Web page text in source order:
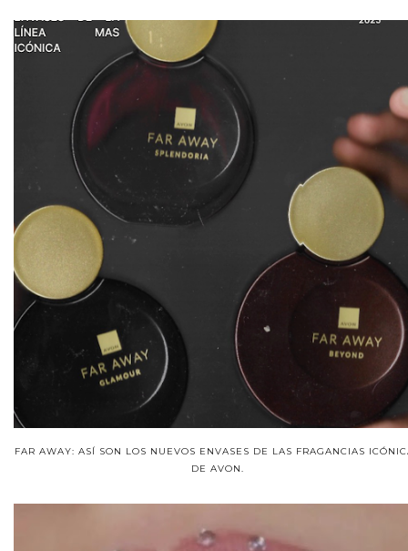
FAR AWAY: ASÍ SON LOS NUEVOS ENVASES DE LAS FRAGANCIAS
DE AVON.